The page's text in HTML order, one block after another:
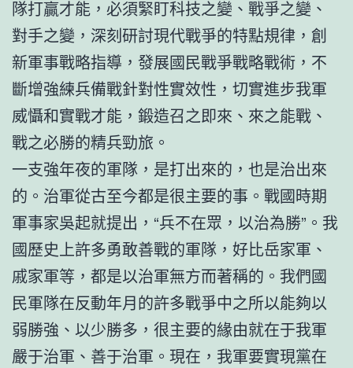
隊打贏才能，必須緊盯科技之變、戰爭之變、
對手之變，深刻研討現代戰爭的特點規律，創
新軍事戰略指導，發展國民戰爭戰略戰術，不
斷增強練兵備戰針對性實效性，切實進步我軍
威懾和實戰才能，鍛造召之即來、來之能戰、
戰之必勝的精兵勁旅。
一支強年夜的軍隊，是打出來的，也是治出來
的。治軍從古至今都是很主要的事。戰國時期
軍事家吳起就提出，“兵不在眾，以治為勝”。我
國歷史上許多勇敢善戰的軍隊，好比岳家軍、
戚家軍等，都是以治軍無方而著稱的。我們國
民軍隊在反動年月的許多戰爭中之所以能夠以
弱勝強、以少勝多，很主要的緣由就在于我軍
嚴于治軍、善于治軍。現在，我軍要實現黨在